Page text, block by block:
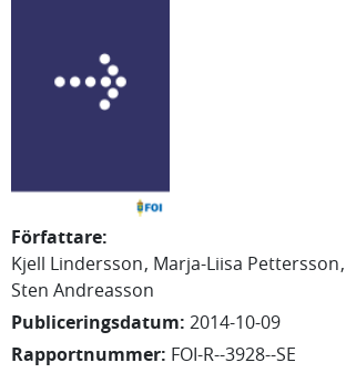
Författare:
Kjell Lindersson Marja-Liisa Pettersson
Sten Andreasson
Publiceringsdatum: 2014-10-09
Rapportnummer: FOI-R--3928--SE